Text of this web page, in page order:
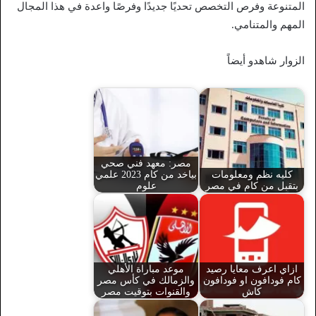
المتنوعة وفرص التخصص تحديًا جديدًا وفرصًا واعدة في هذا المجال
المهم والمتنامي.
الزوار شاهدو أيضاً
كليه نظم ومعلومات
بتقبل من كام في مصر
مصر: معهد فني صحي
بياخد من كام 2023 علمي
علوم
ازاي اعرف معايا رصيد
كام فودافون او فودافون
كاش
موعد مباراة الأهلي
والزمالك في كأس مصر
والقنوات بتوقيت مصر